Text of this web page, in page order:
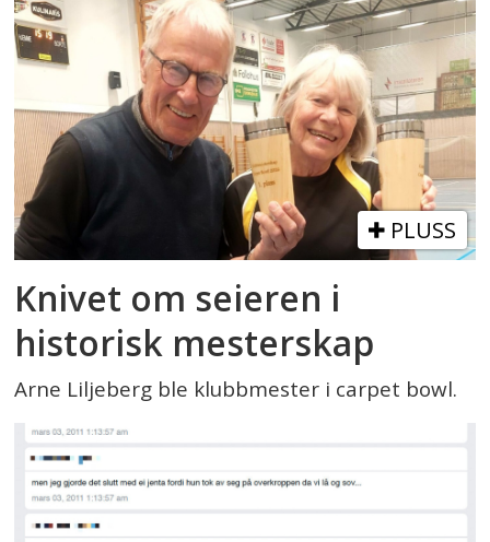
PLUSS
Knivet om seieren i
historisk mesterskap
Arne Liljeberg ble klubbmester i carpet bowl.